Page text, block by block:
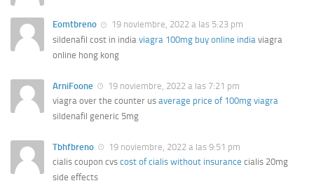
Eomtbreno
19 noviembre, 2022 a las 5:23 pm
sildenafil cost in india viagra 100mg buy online india viagra
online hong kong
ArniFoone
19 noviembre, 2022 a las 7:21 pm
viagra over the counter us average price of 100mg viagra
sildenafil generic 5mg
Tbhfbreno
19 noviembre, 2022 a las 9:51 pm
cialis coupon cvs cost of cialis without insurance cialis 20mg
side effects